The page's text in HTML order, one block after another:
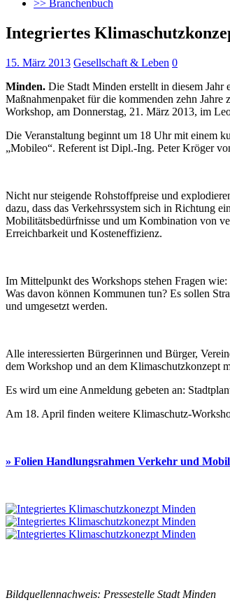
>> Branchenbuch
Integriertes
15. März 2013 Gesellschaft & Leben 0
Minden. Die Stadt Minden erstellt in diesem
Maßnahmenpaket für die kommenden zehn
Workshop, am Donnerstag, 21. März 2013, im
Die Veranstaltung beginnt um 18 Uhr mit einem
„Mobileo“. Referent ist Dipl.-Ing. Peter Kröger
Nicht nur steigende Rohstoffpreise und
dazu, dass das Verkehrssystem sich in Richtung
Mobilitätsbedürfnisse und um Kombination von
Erreichbarkeit und Kosteneffizienz.
Im Mittelpunkt des Workshops stehen Fragen
Was davon können Kommunen tun? Es sollen
und umgesetzt werden.
Alle interessierten Bürgerinnen und Bürger,
dem Workshop und an dem Klimaschutzkonzept
Es wird um eine Anmeldung gebeten an:
Am 18. April finden weitere Klimaschutz-
» Folien Handlungsrahmen Verkehr und
Bildquellennachweis: Pressestelle Stadt Minden